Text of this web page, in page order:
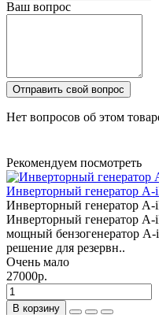
Ваш вопрос
Отправить свой вопрос
Нет вопросов об этом
Рекомендуем посмотреть
Инверторный генератор A-
Инверторный генератор A-
Инверторный генератор
мощный бензогенератор
решение для резервн..
Очень мало
27000р.
В корзину